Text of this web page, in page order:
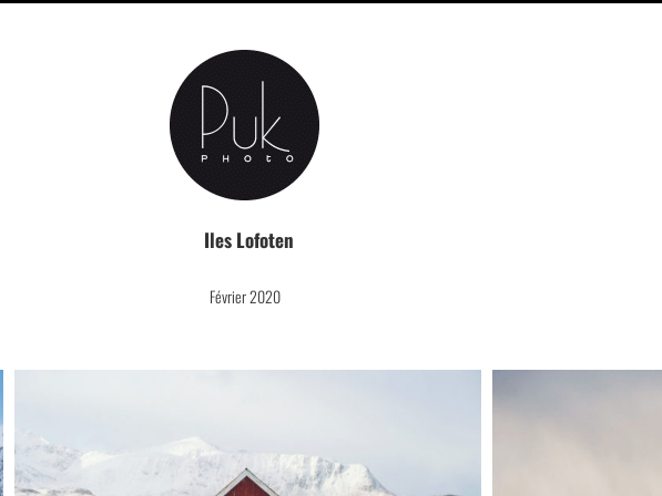
Iles Lofoten
Février 2020